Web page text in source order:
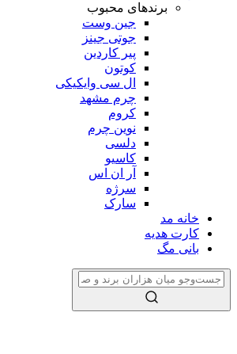
برندهای محبوب
جین وست
جوتی جینز
پیر کاردین
کوتون
ال سی وایکیکی
چرم مشهد
کروم
نوین چرم
دلسی
کاسیو
آر ان اس
سرژه
سارک
خانه مد
کارت هدیه
بانی مگ